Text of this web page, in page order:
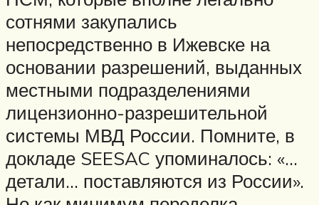
сотнями закупались
непосредственно в Ижевске на
основании разрешений, выданных
местными подразделениями
лицензионно-разрешительной
системы МВД России. Помните, в
докладе SEESAC упоминалось: «…
детали… поставляются из России».